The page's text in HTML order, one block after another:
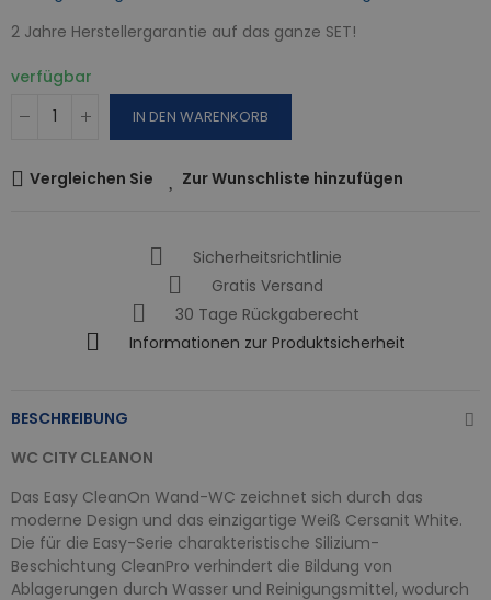
2 Jahre Herstellergarantie auf das ganze SET!
verfügbar
IN DEN WARENKORB
Vergleichen Sie Zur Wunschliste hinzufügen
Sicherheitsrichtlinie
Gratis Versand
30 Tage Rückgaberecht
Informationen zur Produktsicherheit
BESCHREIBUNG
WC CITY CLEANON
Das Easy CleanOn Wand-WC zeichnet sich durch das
moderne Design und das einzigartige Weiß Cersanit White.
Die für die Easy-Serie charakteristische Silizium-
Beschichtung CleanPro verhindert die Bildung von
Ablagerungen durch Wasser und Reinigungsmittel, wodurch